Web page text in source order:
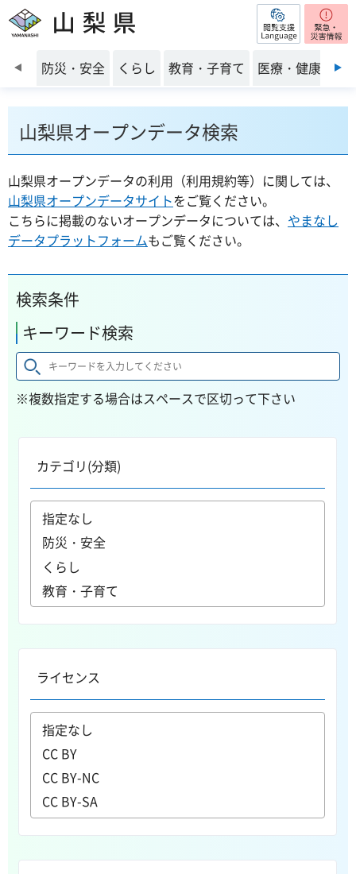
山梨県 閲覧支援
前のスライドを表示
防災・安全 くらし 教育・子育て 医療・健康・福
山梨県オープンデータ検索
山梨県オープンデータの利用（利用規約等）に関しては、
山梨県オープンデータサイトをご覧ください。
こちらに掲載のないオープンデータについては、 やまなし
データプラットフォームもご覧ください。
検索条件
キーワード検索
※複数指定する場合はスペースで区切って下さい
カテゴリ(分類)
ライセンス